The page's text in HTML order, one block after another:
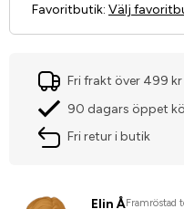
Favoritbutik: Välj
Fri frakt över 499 kr
90 dagars öppet
Fri retur i butik
Elin ÅFramröstad